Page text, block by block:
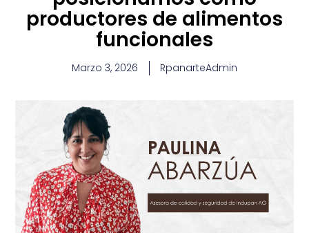
productores de alimentos
funcionales
Marzo 3, 2026 RpanarteAdmin